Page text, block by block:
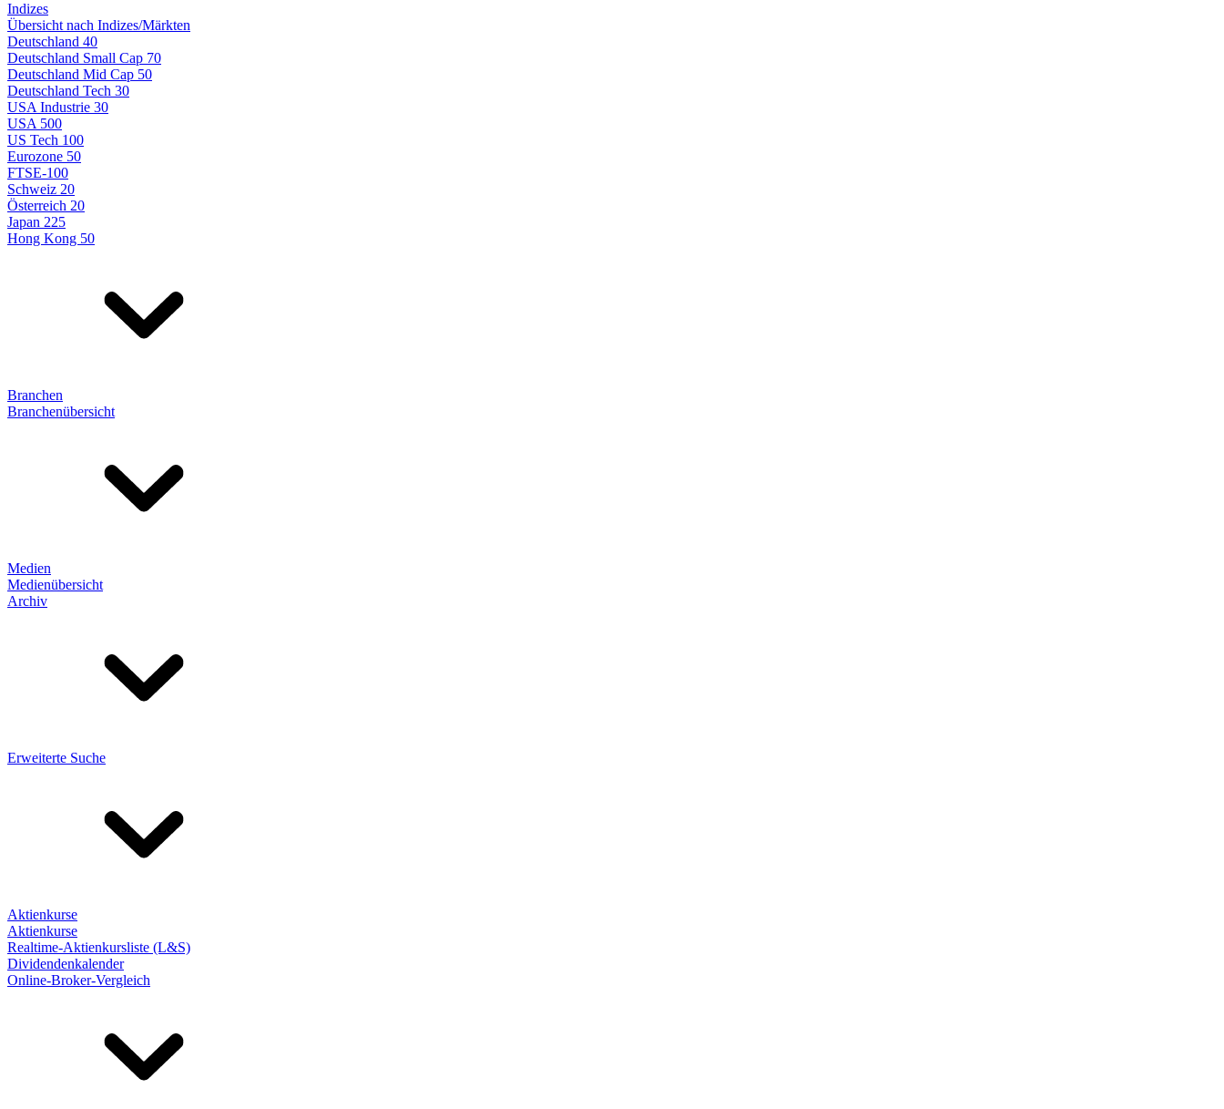
Indizes
Übersicht nach Indizes/Märkten
Deutschland 40
Deutschland Small Cap 70
Deutschland Mid Cap 50
Deutschland Tech 30
USA Industrie 30
USA 500
US Tech 100
Eurozone 50
FTSE-100
Schweiz 20
Österreich 20
Japan 225
Hong Kong 50
Branchen
Branchenübersicht
Medien
Medienübersicht
Archiv
Erweiterte Suche
Aktienkurse
Aktienkurse
Realtime-Aktienkursliste (L&S)
Dividendenkalender
Online-Broker-Vergleich